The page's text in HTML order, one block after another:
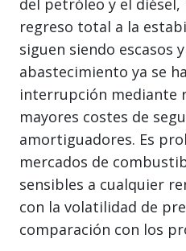
regreso total a la
siguen siendo escasos
abastecimiento ya se
interrupción mediante
mayores costes de
amortiguadores. Es
mercados de
sensibles a cualquier
con la volatilidad de
comparación con los